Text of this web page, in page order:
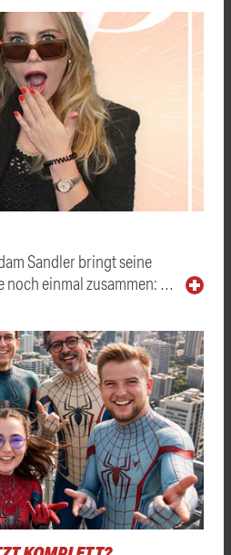
Sandler bringt seine
noch einmal zusammen: …